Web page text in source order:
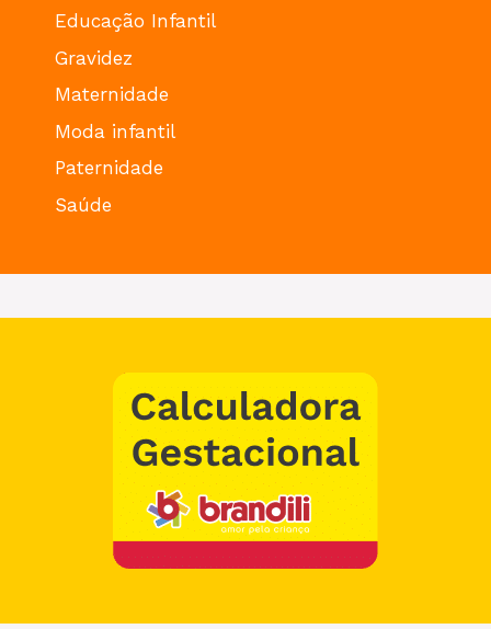
Educação Infantil
Gravidez
Maternidade
Moda infantil
Paternidade
Saúde